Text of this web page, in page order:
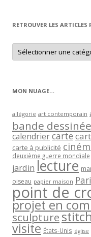
RETROUVER LES ARTICLES
Retrouver
les
articles
MON NUAGE…
allégorie art contemporain
bande dessinée
calendriercarte
carte à publicité
deuxième guerre mondiale
jardin lecture
oiseau papier maison
point de
projet en
sculpture
visite États-Unis église